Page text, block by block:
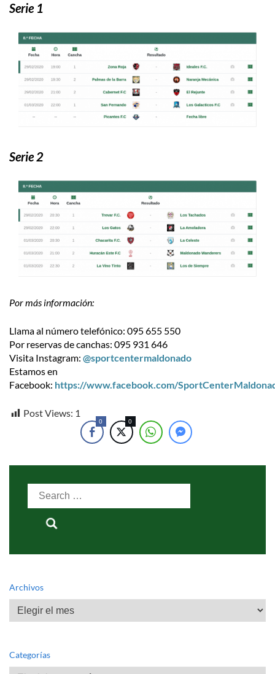
Serie 1
Serie 2
Por más información:
Llama al número telefónico: 095 655 550
Por reservas de canchas: 095 931 646
Visita Instagram: @sportcentermaldonado
Estamos en
Facebook: https://www.facebook.com/
Post Views: 1
0 0
Search
Archivos
Archivos
Categorías